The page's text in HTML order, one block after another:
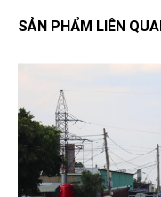
SẢN PHẨM LIÊN